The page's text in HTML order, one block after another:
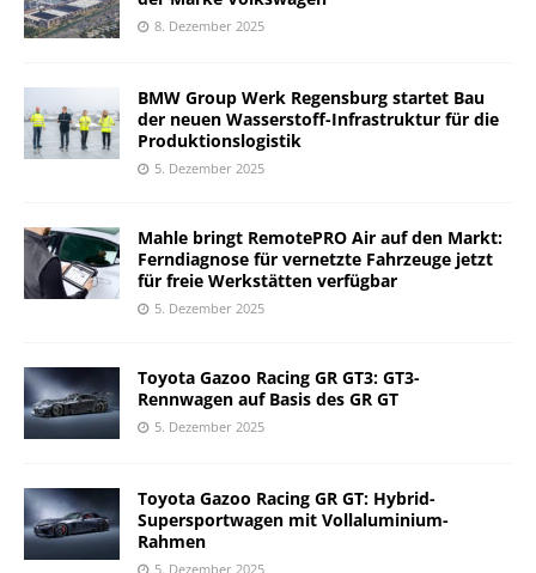
8. Dezember 2025
BMW Group Werk Regensburg startet Bau
der neuen Wasserstoff-Infrastruktur für die
Produktionslogistik
5. Dezember 2025
Mahle bringt RemotePRO Air auf den Markt:
Ferndiagnose für vernetzte Fahrzeuge jetzt
für freie Werkstätten verfügbar
5. Dezember 2025
Toyota Gazoo Racing GR GT3: GT3-
Rennwagen auf Basis des GR GT
5. Dezember 2025
Toyota Gazoo Racing GR GT: Hybrid-
Supersportwagen mit Vollaluminium-
Rahmen
5. Dezember 2025